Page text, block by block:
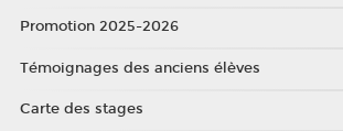
Promotion 2025-2026
Témoignages des anciens élèves
Carte des stages